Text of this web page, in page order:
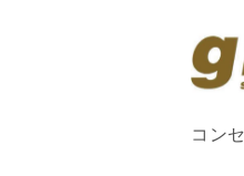
コン